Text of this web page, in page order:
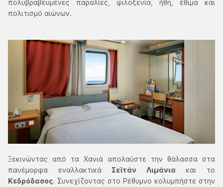
πολυβραβευμένες παραλίες, φιλοξενία, ήθη, έθιμα και
πολιτισμό αιώνων.
Ξεκινώντας από τα Χανιά απολαύστε την θάλασσα στα
πανέμορφα εναλλακτικά Σεϊτάν Λιμάνια και το
Κεδρόδασος. Συνεχίζοντας στο Ρέθυμνο κολυμπήστε στην